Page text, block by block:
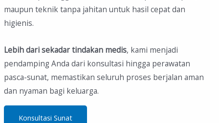
maupun teknik tanpa jahitan untuk hasil cepat dan
higienis.
Lebih dari sekadar tindakan medis, kami menjadi
pendamping Anda dari konsultasi hingga perawatan
pasca-sunat, memastikan seluruh proses berjalan aman
dan nyaman bagi keluarga.
Konsultasi Sunat